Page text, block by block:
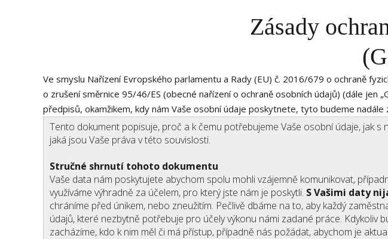
PRO INVESTORY
Zásady
Ve smyslu Nařízení Evropského parlamentu a Rady (EU) č. 2016/679 o ochraně
o zrušení směrnice 95/46/ES (obecné nařízení o ochraně osobních údajů) (dále jen
předpisů, okamžikem, kdy nám Vaše osobní údaje poskytnete, tyto budeme nadále
Tento dokument popisuje, proč a k čemu potřebujeme Vaše osobní údaje, jak
jaká jsou Vaše práva v této souvislosti.
Stručné shrnutí tohoto dokumentu
Vaše data nám poskytujete abychom spolu mohli vzájemně komunikovat,
využíváme výhradně za účelem, pro který jste nám je poskytli. S Vašimi daty
chráníme před únikem, nebo zneužitím. Pečlivě dbáme na to, aby každý
údajů, které nezbytně potřebuje pro účely výkonu námi zadané práce. Kdykoliv
zacházíme, kdo k nim měl či má přístup, případně nás požádat, abychom je